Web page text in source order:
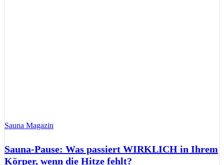
Sauna Magazin
Sauna-Pause: Was passiert WIRKLICH in Ihrem
Körper, wenn die Hitze fehlt?